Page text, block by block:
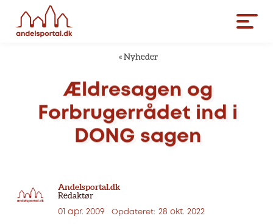
« Nyheder
Ældresagen og
Forbrugerrådet ind i
DONG sagen
Andelsportal.dk
Redaktør
01 apr. 2009 Opdateret: 28 okt. 2022